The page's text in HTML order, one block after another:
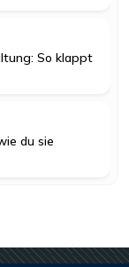
So klappt
du sie